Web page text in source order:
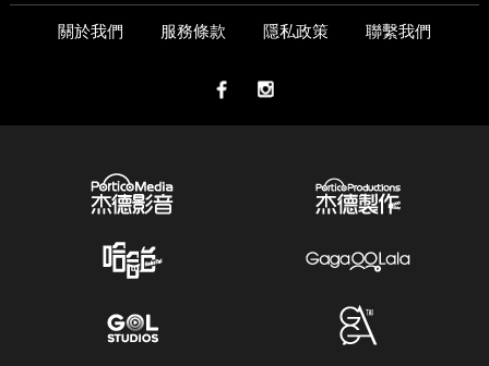
關於我們 服務條款 隱私政策 聯繫我們